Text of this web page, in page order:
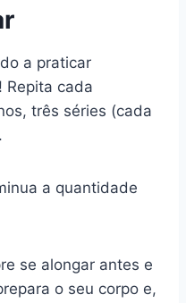
a praticar
Repita cada
três séries (cada
a quantidade
se alongar antes e
o seu corpo e,